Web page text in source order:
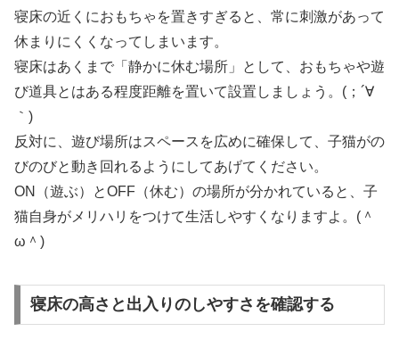
寝床の近くにおもちゃを置きすぎると、常に刺激があって
休まりにくくなってしまいます。
寝床はあくまで「静かに休む場所」として、おもちゃや遊
び道具とはある程度距離を置いて設置しましょう。(；´∀
｀)
反対に、遊び場所はスペースを広めに確保して、子猫がの
びのびと動き回れるようにしてあげてください。
ON（遊ぶ）とOFF（休む）の場所が分かれていると、子
猫自身がメリハリをつけて生活しやすくなりますよ。(＾
ω＾)
寝床の高さと出入りのしやすさを確認する